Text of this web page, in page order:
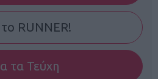
RUNNER!
τα Τεύχη